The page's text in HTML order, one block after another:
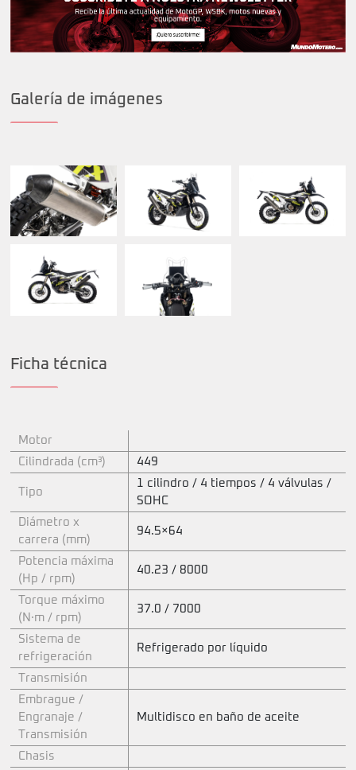
Galería de imágenes
Ficha técnica
Motor
Cilindrada (cm³)
449
Tipo
1 cilindro / 4 tiempos / 4 válvulas /
SOHC
Diámetro x
carrera (mm)
94.5×64
Potencia máxima
(Hp / rpm)
40.23 / 8000
Torque máximo
(N·m / rpm)
37.0 / 7000
Sistema de
refrigeración
Refrigerado por líquido
Transmisión
Embrague /
Engranaje /
Transmisión
Multidisco en baño de aceite
Chasis